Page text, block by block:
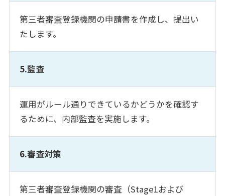
第三者審査登録機関の申請書を作成し、提出い
たします。
5.監査
運用がルール通りできているかどうかを確認す
るために、内部監査を実施します。
6.審査対策
第三者審査登録機関の審査（Stage1および